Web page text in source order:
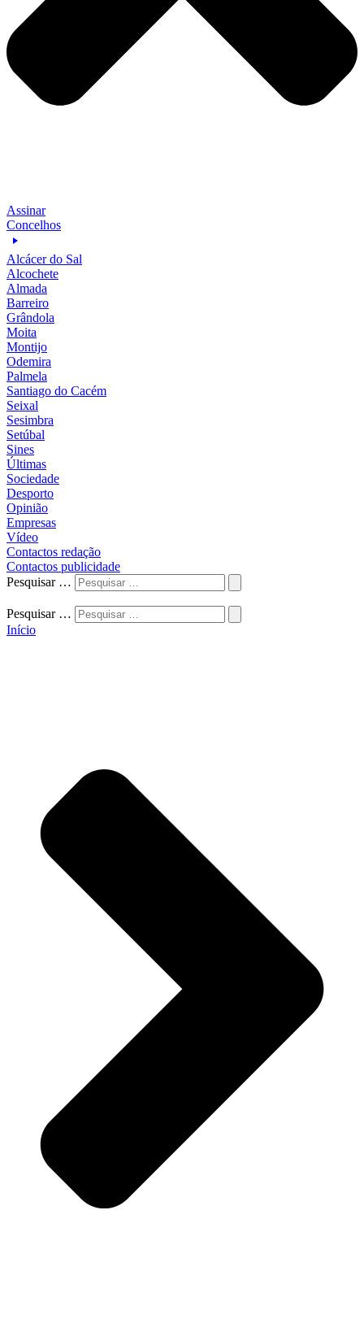
Assinar
Concelhos
Alcácer do Sal
Alcochete
Almada
Barreiro
Grândola
Moita
Montijo
Odemira
Palmela
Santiago do Cacém
Seixal
Sesimbra
Setúbal
Sines
Últimas
Sociedade
Desporto
Opinião
Empresas
Vídeo
Contactos redação
Contactos publicidade
Pesquisar …
Pesquisar …
Início